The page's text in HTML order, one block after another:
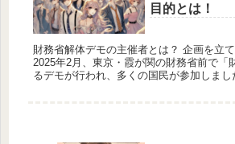
目的とは！
財務省解体デモの主催者とは？ 企画を立
2025年2月、東京・霞が関の財務省前で「
るデモが行われ、多くの国民が参加しま